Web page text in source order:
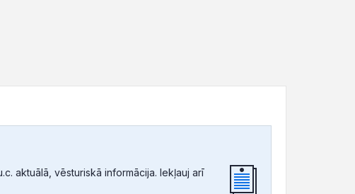
aktuālā, vēsturiskā informācija. Iekļauj arī